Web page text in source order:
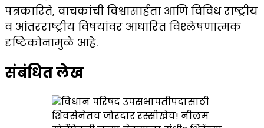
पत्रकारिते, वाचकांची विश्वासार्हता आणि विविध राष्ट्रीय
व आंतरराष्ट्रीय विषयांवर आधारित विश्लेषणात्मक
दृष्टिकोनामुळे आहे.
संबंधित लेख